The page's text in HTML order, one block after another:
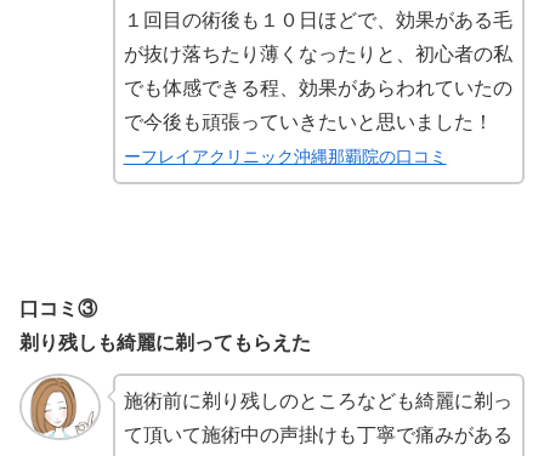
１回目の術後も１０日ほどで、効果がある毛
が抜け落ちたり薄くなったりと、初心者の私
でも体感できる程、効果があらわれていたの
で今後も頑張っていきたいと思いました！
ーフレイアクリニック沖縄那覇院の口コミ
口コミ③
剃り残しも綺麗に剃ってもらえた
施術前に剃り残しのところなども綺麗に剃っ
て頂いて施術中の声掛けも丁寧で痛みがある